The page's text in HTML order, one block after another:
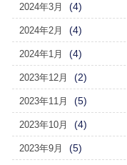
2024年3月 (4)
2024年2月 (4)
2024年1月 (4)
2023年12月 (2)
2023年11月 (5)
2023年10月 (4)
2023年9月 (5)